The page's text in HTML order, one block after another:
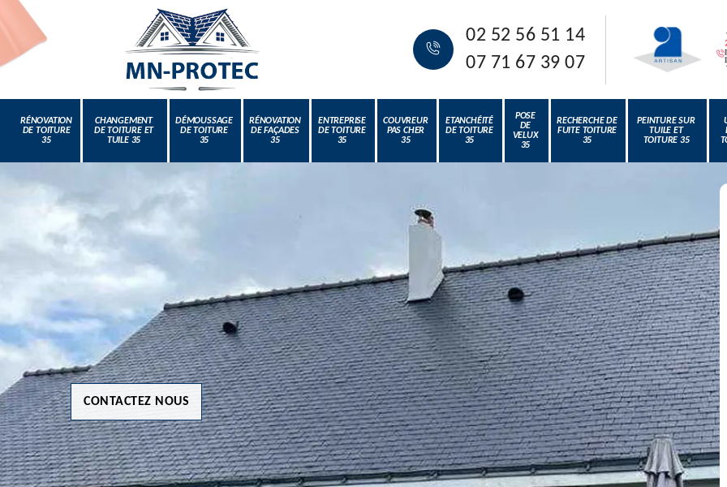
02 52 56 51 14
07 71 67 39 07
RÉNOVATION
DE TOITURE
35
CHANGEMENT
DE TOITURE ET
TUILE 35
DÉMOUSSAGE
DE TOITURE
35
RÉNOVATION
DE FAÇADES
35
ENTREPRISE
DE TOITURE
35
COUVREUR
PAS CHER
35
ETANCHÉITÉ
DE TOITURE
35
POSE
DE
VELUX
35
RECHERCHE DE
FUITE TOITURE
35
PEINTURE SUR
TUILE ET
TOITURE 35
CONTACTEZ NOUS